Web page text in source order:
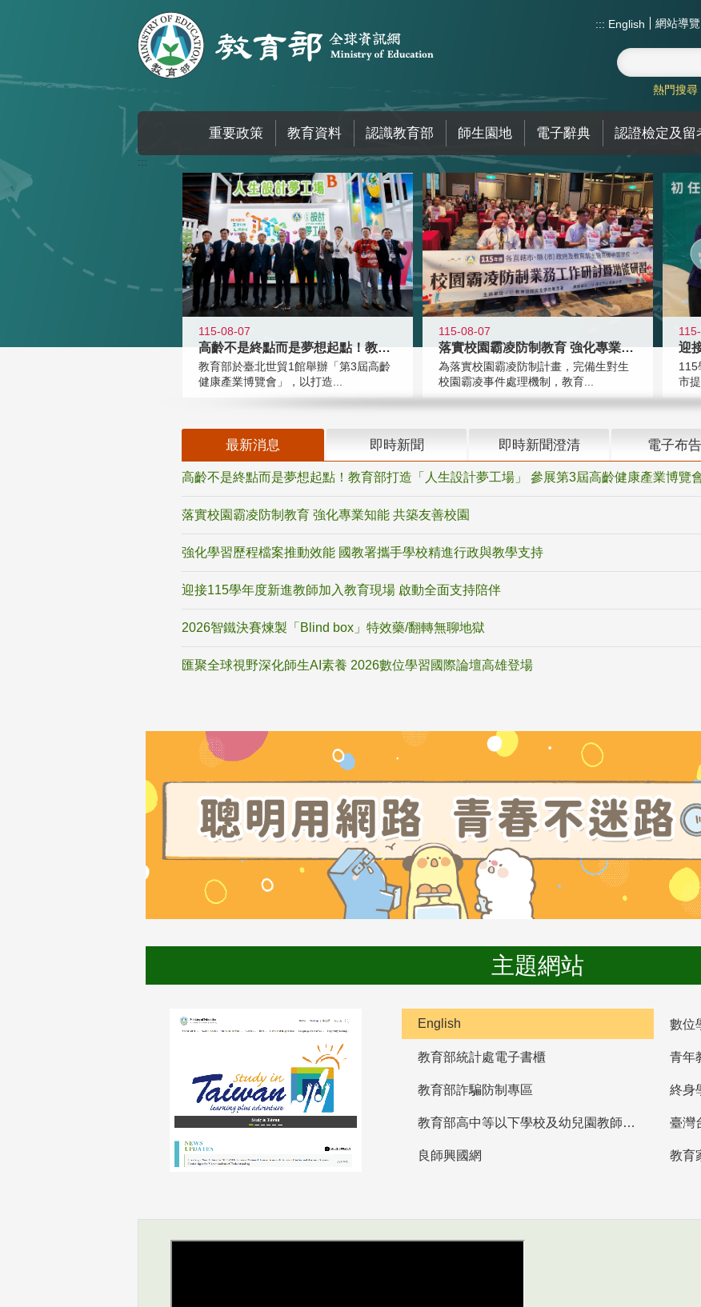
::: English 網站導覽
熱門搜尋
重要政策 教育資料 認識教育部 師生園地 電子辭典 認證檢定及留
:::
115-08-07
高齡不是終點而是夢想起點！教育部打
教育部於臺北世貿1館舉辦「第3屆高齡
健康產業博覽會」，以打造...
115-08-07
落實校園霸凌防制教育 強化專業知能
為落實校園霸凌防制計畫，完備生對生
校園霸凌事件處理機制，教育...
115
市
最新消息 即時新聞 即時新聞澄清 電子布
高齡不是終點而是夢想起點！教育部打造「人生設計夢工場」 參展第3屆高齡健康產業博覽
落實校園霸凌防制教育 強化專業知能 共築友善校園
強化學習歷程檔案推動效能 國教署攜手學校精進行政與教學支持
迎接115學年度新進教師加入教育現場 啟動全面支持陪伴
2026智鐵決賽煉製「Blind box」特效藥/翻轉無聊地獄
匯聚全球視野深化師生AI素養 2026數位學習國際論壇高雄登場
主題網站
English 數位
教育部統計處電子書櫃 青年
教育部詐騙防制專區 終身
教育部高中等以下學校及幼兒園教師資格檢定考試 臺灣
良師興國網
教育